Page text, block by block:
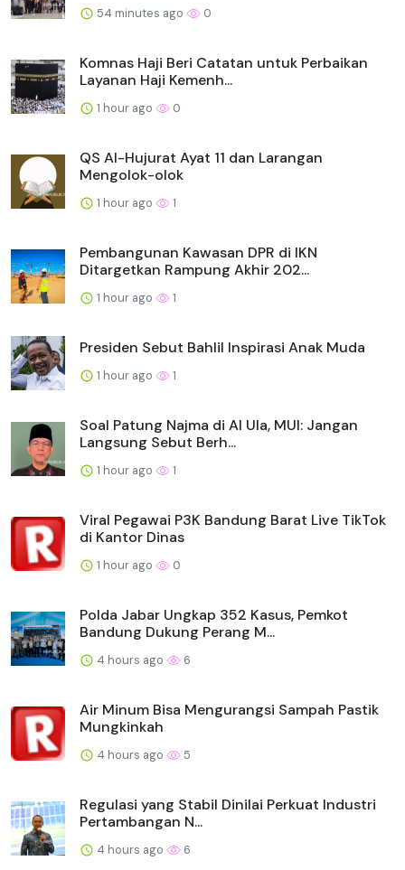
54 minutes ago 0
Komnas Haji Beri Catatan untuk Perbaikan
Layanan Haji Kemenh...
1 hour ago 0
QS Al-Hujurat Ayat 11 dan Larangan
Mengolok-olok
1 hour ago 1
Pembangunan Kawasan DPR di IKN
Ditargetkan Rampung Akhir 202...
1 hour ago 1
Presiden Sebut Bahlil Inspirasi Anak Muda
1 hour ago 1
Soal Patung Najma di Al Ula, MUI: Jangan
Langsung Sebut Berh...
1 hour ago 1
Viral Pegawai P3K Bandung Barat Live TikTok
di Kantor Dinas
1 hour ago 0
Polda Jabar Ungkap 352 Kasus, Pemkot
Bandung Dukung Perang M...
4 hours ago 6
Air Minum Bisa Mengurangsi Sampah Pastik
Mungkinkah
4 hours ago 5
Regulasi yang Stabil Dinilai Perkuat Industri
Pertambangan N...
4 hours ago 6